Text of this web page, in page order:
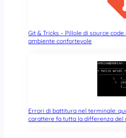
Git & Tricks – Pillole di source
ambiente confortevole
Errori di battitura nel terminale:
carattere fa tutta la differenza del